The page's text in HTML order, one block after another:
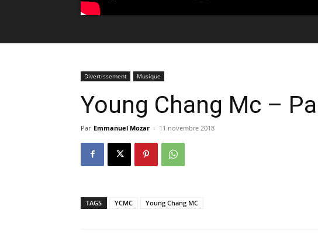
Divertissement Musique
Young Chang Mc –
Par Emmanuel Mozar - 11 novembre 2018
TAGS YCMC Young Chang MC